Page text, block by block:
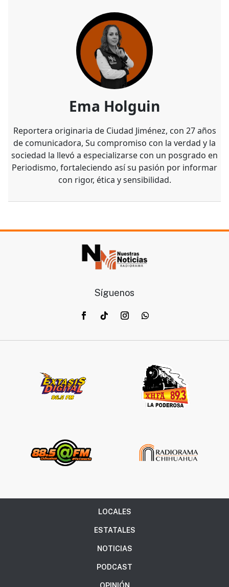
Ema Holguin
Reportera originaria de Ciudad Jiménez, con 27 años
de comunicadora, Su compromiso con la verdad y la
sociedad la llevó a especializarse con un posgrado en
Periodismo, fortaleciendo así su pasión por informar
con rigor, ética y sensibilidad.
Síguenos
LOCALES
ESTATALES
NOTICIAS
PODCAST